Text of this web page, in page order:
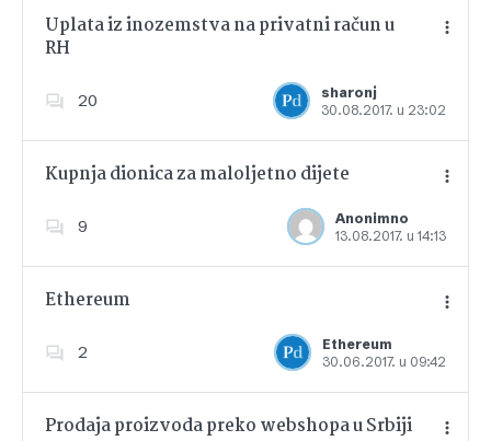
Uplata iz inozemstva na privatni račun u
RH
20
sharonj
30.08.2017. u 23:02
Dodajte u favorite
Kupnja dionica za maloljetno dijete
9
Anonimno
13.08.2017. u 14:13
Dodajte u favorite
Ethereum
2
Ethereum
30.06.2017. u 09:42
Dodajte u favorite
Prodaja proizvoda preko webshopa u Srbiji